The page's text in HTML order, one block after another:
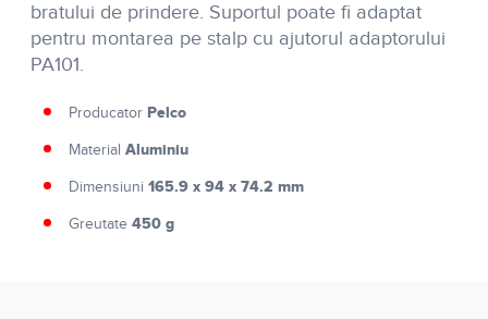
bratului de prindere. Suportul poate fi adaptat
pentru montarea pe stalp cu ajutorul adaptorului
PA101.
Producator Pelco
Material Aluminiu
Dimensiuni 165.9 x 94 x 74.2 mm
Greutate 450 g